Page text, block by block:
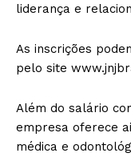
liderança e
As inscrições
pelo site
Além do salário
empresa oferece
médica e